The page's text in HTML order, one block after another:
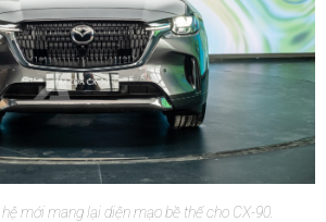
mới mang lại diện mạo bề thế cho CX-90.